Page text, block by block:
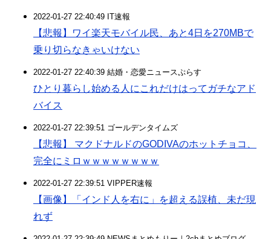
2022-01-27 22:40:49 IT速報
【悲報】ワイ楽天モバイル民、あと4日を270MBで
乗り切らなきゃいけない
2022-01-27 22:40:39 結婚・恋愛ニュースぷらす
ひとり暮らし始める人にこれだけはってガチなアド
バイス
2022-01-27 22:39:51 ゴールデンタイムズ
【悲報】 マクドナルドのGODIVAのホットチョコ、
完全にミロｗｗｗｗｗｗｗｗ
2022-01-27 22:39:51 VIPPER速報
【画像】「インド人を右に」を超える誤植、未だ現
れず